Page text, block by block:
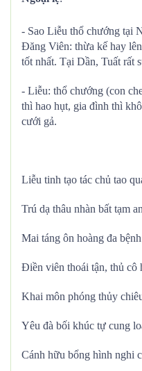
- Sao Liễu thổ chướng tại
Đăng Viên: thừa kế hay
tốt nhất. Tại Dần, Tuất rất
- Liễu: thổ chướng (con
thì hao hụt, gia đình thì
cưới gả.
Liễu tinh tạo tác chủ tao
Trú dạ thâu nhàn bất tạm
Mai táng ôn hoàng đa
Điền viên thoái tận, thủ cô
Khai môn phóng thủy
Yêu đà bối khúc tự cung
Cánh hữu bổng hình nghi